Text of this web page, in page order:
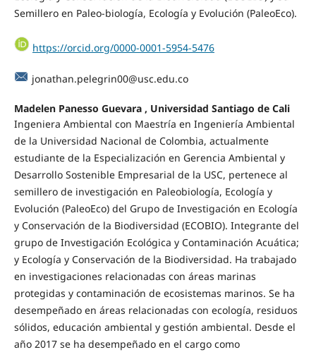
Semillero en Paleo-biología, Ecología y Evolución (PaleoEco).
https://orcid.org/0000-0001-5954-5476
jonathan.pelegrin00@usc.edu.co
Madelen Panesso Guevara , Universidad Santiago de Cali
Ingeniera Ambiental con Maestría en Ingeniería Ambiental
de la Universidad Nacional de Colombia, actualmente
estudiante de la Especialización en Gerencia Ambiental y
Desarrollo Sostenible Empresarial de la USC, pertenece al
semillero de investigación en Paleobiología, Ecología y
Evolución (PaleoEco) del Grupo de Investigación en Ecología
y Conservación de la Biodiversidad (ECOBIO). Integrante del
grupo de Investigación Ecológica y Contaminación Acuática;
y Ecología y Conservación de la Biodiversidad. Ha trabajado
en investigaciones relacionadas con áreas marinas
protegidas y contaminación de ecosistemas marinos. Se ha
desempeñado en áreas relacionadas con ecología, residuos
sólidos, educación ambiental y gestión ambiental. Desde el
año 2017 se ha desempeñado en el cargo como